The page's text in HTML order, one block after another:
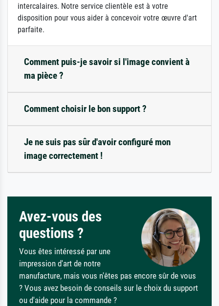
intercalaires. Notre service clientèle est à votre
disposition pour vous aider à concevoir votre œuvre d'art
parfaite.
Comment puis-je savoir si l'image convient à
ma pièce ?
Comment choisir le bon support ?
Je ne suis pas sûr d'avoir configuré mon
image correctement !
Avez-vous des
questions ?
Vous êtes intéressé par une
impression d'art de notre
manufacture, mais vous n'êtes pas encore sûr de vous
? Vous avez besoin de conseils sur le choix du support
ou d'aide pour la commande ?